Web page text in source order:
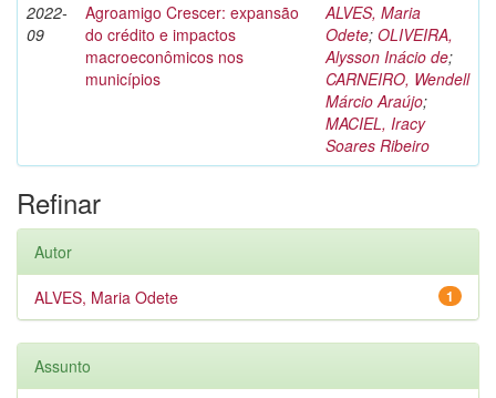
2022-
09
Agroamigo Crescer: expansão
do crédito e impactos
macroeconômicos nos
municípios
ALVES, Maria
Odete; OLIVEIRA,
Alysson Inácio de;
CARNEIRO, Wendell
Márcio Araújo;
MACIEL, Iracy
Soares Ribeiro
Refinar
Autor
1
ALVES, Maria Odete
Assunto